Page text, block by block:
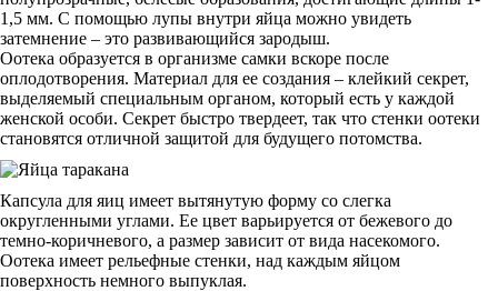
1,5 мм. С помощью лупы внутри яйца можно увидеть
затемнение – это развивающийся зародыш.
Оотека образуется в организме самки вскоре после
оплодотворения. Материал для ее создания – клейкий секрет,
выделяемый специальным органом, который есть у каждой
женской особи. Секрет быстро твердеет, так что стенки оотеки
становятся отличной защитой для будущего потомства.
Капсула для яиц имеет вытянутую форму со слегка
округленными углами. Ее цвет варьируется от бежевого до
темно-коричневого, а размер зависит от вида насекомого.
Оотека имеет рельефные стенки, над каждым яйцом
поверхность немного выпуклая.